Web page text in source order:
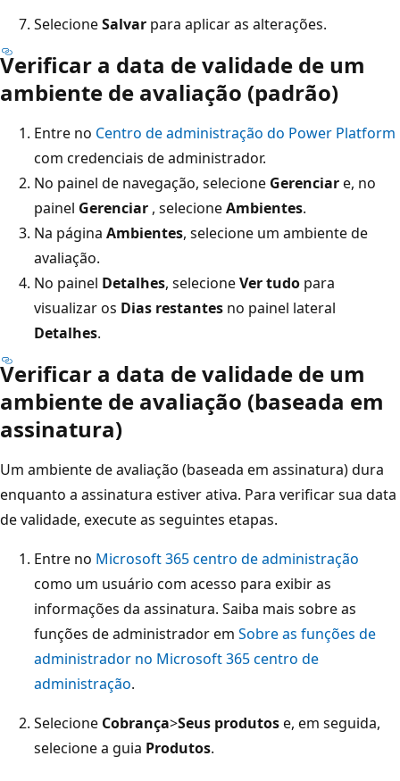
SelecioneSalvar para aplicar as alterações.
Verificar a data de validade de um
ambiente de avaliação (padrão)
Entre no Centro de administração do Power Platform
com credenciais de administrador.
No painel de navegação, selecione Gerenciare, no
painel Gerenciar , selecioneAmbientes.
Na página Ambientes, selecione um ambiente de
avaliação.
No painel Detalhes, selecioneVer tudo para
visualizar os Dias restantes no painel lateral
Detalhes.
Verificar a data de validade de um
ambiente de avaliação (baseada em
assinatura)
Um ambiente de avaliação (baseada em assinatura) dura
enquanto a assinatura estiver ativa. Para verificar sua data
de validade, execute as seguintes etapas.
Entre no Microsoft 365 centro de administração
como um usuário com acesso para exibir as
informações da assinatura. Saiba mais sobre as
funções de administrador em Sobre as funções de
administrador no Microsoft 365 centro de
administração.
Selecione Cobrança>Seus produtose, em seguida,
selecione a guia Produtos.